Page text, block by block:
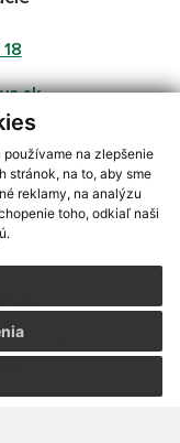
na zlepšenie
stránok, na to, aby sme
reklamy, na analýzu
toho, odkiaľ naši
s využitím RSS
stránok,web portál
,registrácia domény